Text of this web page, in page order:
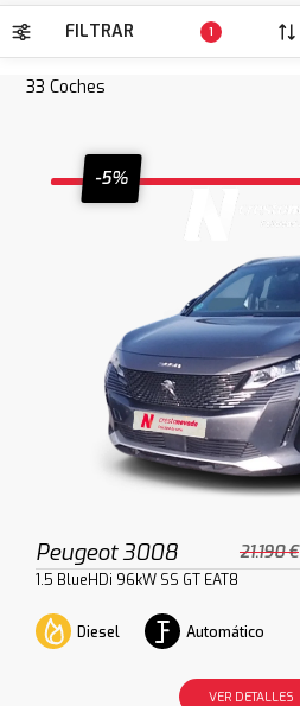
FILTRAR 1
33 Coches
-5%
Peugeot 3008 21.190 €
1.5 BlueHDi 96kW SS GT EAT8
Diesel Automático
VER DETALLES